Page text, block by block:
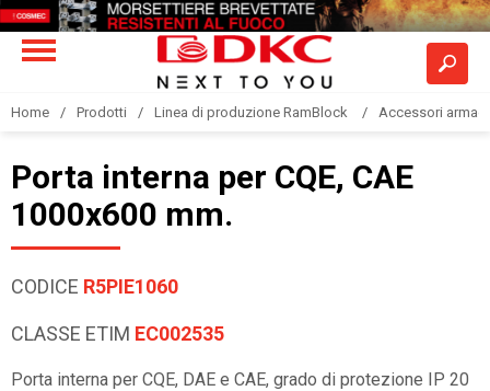
Home Prodotti Linea di produzione RamBlock Accessori armadi
Porta interna per CQE, CAE
1000x600 mm.
CODICE R5PIE1060
CLASSE ETIM EC002535
Porta interna per CQE, DAE e CAE, grado di protezione IP 20